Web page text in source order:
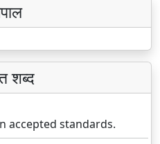
शब्द
accepted standards.